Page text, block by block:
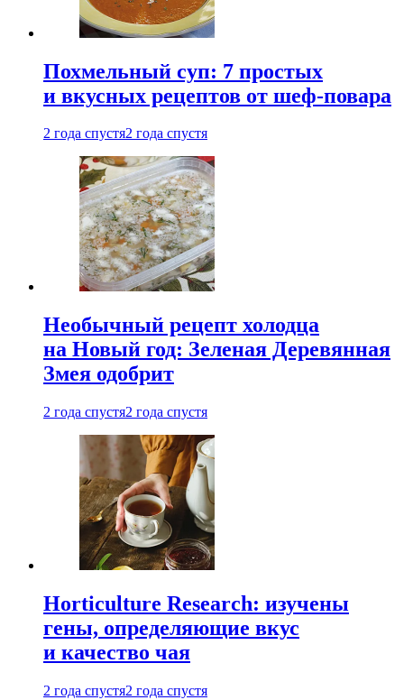
Похмельный суп: 7 простых
и вкусных рецептов от шеф-повара
2 года спустя2 года спустя
Необычный рецепт холодца
на Новый год: Зеленая Деревянная
Змея одобрит
2 года спустя2 года спустя
Horticulture Research: изучены
гены, определяющие вкус
и качество чая
2 года спустя2 года спустя